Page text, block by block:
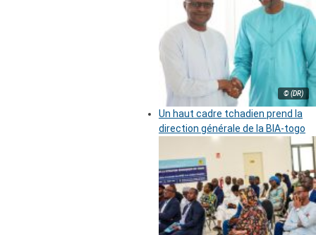
© (DR)
Un haut cadre tchadien prend la
direction générale de la BIA-togo